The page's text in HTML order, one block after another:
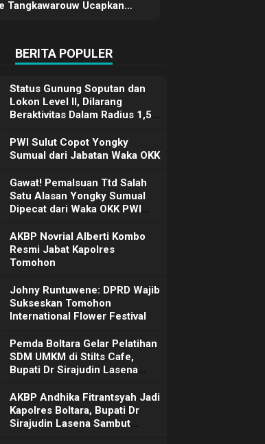
Tangkawarouw Ucapkan
BERITA POPULER
Status Gunung Soputan dan
Lokon Level II, Dilarang
Beraktivitas Dalam Radius 1,5
PWI Sulut Copot Yongky
Sumual dari Jabatan Waka OKK
Gawat! Pemalsuan Ttd Salah
Satu Alasan Yongky Sumual
Dipecat dari Waka OKK PWI
AKBP Novrial Alberti Kombo
Resmi Jabat Kapolres
Tomohon
Johny Runtuwene: DPRD Wajib
Sukseskan Tomohon
International Flower Festival
Pemda Boltara Gelar Pelatihan
SDM UMKM di Stilts Cafe,
Bupati Dr Sirajudin Lasena
Dorong Ekonomi Daerah
AKBP Andhika Fitrantsyah Jadi
Kapolres Boltara, Bupati Dr
Sirajudin Lasena Sambut